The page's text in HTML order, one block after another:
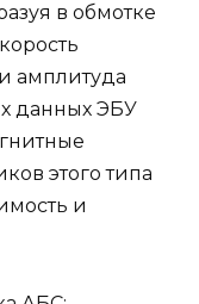
в обмотке
амплитуда
данных ЭБУ
этого типа
и